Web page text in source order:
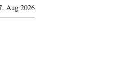
Aug 2026